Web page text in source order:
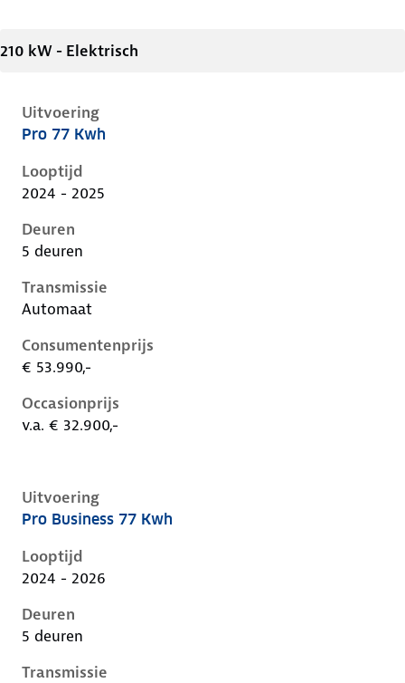
210 kW - Elektrisch
Uitvoering
Volkswagen ID.5 i, 77 kwh, 210 kW, Elektrisch, 5
Pro 77 Kwh
Looptijd
2024 - 2025
Deuren
5 deuren
Transmissie
Automaat
Consumentenprijs
€ 53.990,-
Occasionprijs
v.a. € 32.900,-
Uitvoering
Volkswagen ID.5 i, 77 kwh, 210 kW, Elektrisch, 5
Pro Business 77 Kwh
Looptijd
2024 - 2026
Deuren
5 deuren
Transmissie